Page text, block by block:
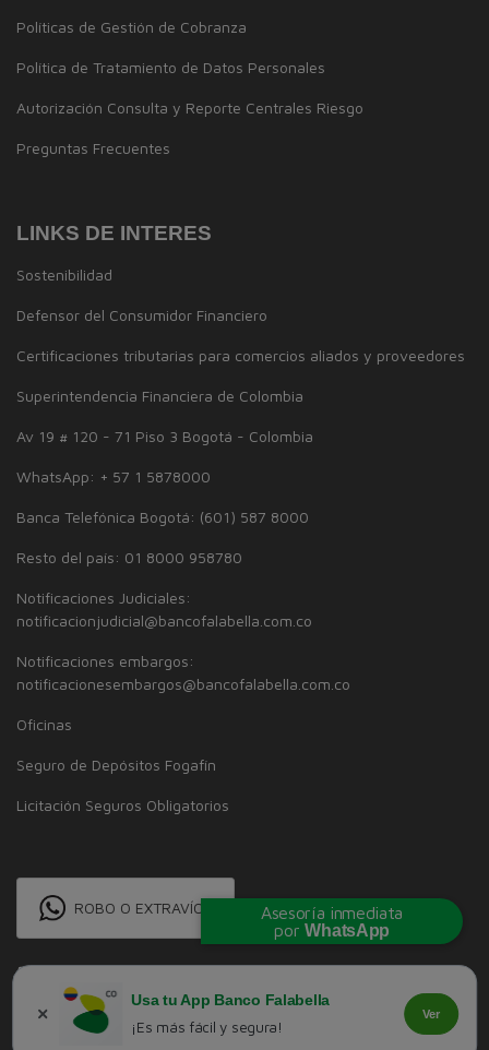
Asesoría inmediata
porWhatsApp
Políticas de Gestión de Cobranza
Política de Tratamiento de Datos Personales
Autorización Consulta y Reporte Centrales Riesgo
Preguntas Frecuentes
LINKS DE INTERES
Sostenibilidad
Defensor del Consumidor Financiero
Certificaciones tributarias para comercios aliados y proveedores
Superintendencia Financiera de Colombia
Av 19 # 120 - 71 Piso 3 Bogotá - Colombia
WhatsApp: + 57 1 5878000
Banca Telefónica Bogotá: (601) 587 8000
Resto del país: 01 8000 958780
Notificaciones Judiciales:
notificacionjudicial@bancofalabella.com.co
Notificaciones embargos:
notificacionesembargos@bancofalabella.com.co
Oficinas
Seguro de Depósitos Fogafín
Licitación Seguros Obligatorios
ROBO O EXTRAVÍO
Usa tu App Banco Falabella
¡Es más fácil y segura!
Ver